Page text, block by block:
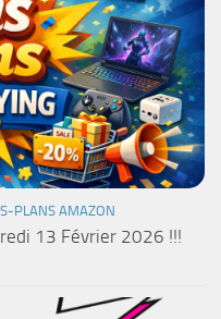
PLANS AMAZON
13 Février 2026 !!!